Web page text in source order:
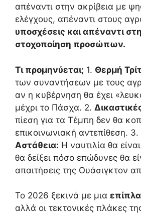
απέναντι στην ακρίβεια με
ελέγχους, απέναντι στους
υποσχέσεις και απέναντι
στοχοποίηση προσώπων.
Τι προμηνύεται; 1. Θερμή
των συναντήσεων με τους
αν η κυβέρνηση θα έχει
μέχρι το Πάσχα. 2.
πίεση για τα Τέμπη δεν θα
επικοινωνιακή αντεπίθεση. 3.
Αστάθεια: Η ναυτιλία θα
θα δείξει πόσο επώδυνες θα
απαιτήσεις της Ουάσιγκτον
Το 2026 ξεκινά με μια
αλλά οι τεκτονικές πλάκες